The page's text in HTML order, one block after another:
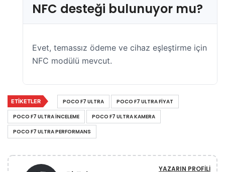
NFC desteği bulunuyor mu?
Evet, temassız ödeme ve cihaz eşleştirme için
NFC modülü mevcut.
ETIKETLER POCO F7 ULTRA
POCO F7 ULTRA FIYAT
POCO F7 ULTRA INCELEME
POCO F7 ULTRA KAMERA
POCO F7 ULTRA PERFORMANS
YAZARIN PROFILI